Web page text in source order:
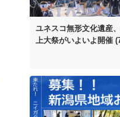
ユネスコ無形文化遺産、
上大祭がいよいよ開催